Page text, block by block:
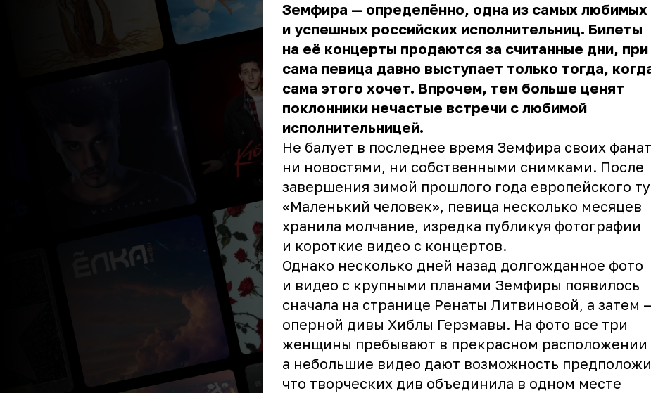
Земфира — определённо, одна из самых любимых
и успешных российских исполнительниц. Билеты
на её концерты продаются за считанные дни,
сама певица давно выступает только тогда,
сама этого хочет. Впрочем, тем больше ценят
поклонники нечастые встречи с любимой
исполнительницей.
Не балует в последнее время Земфира своих
ни новостями, ни собственными снимками. После
завершения зимой прошлого года европейского
«Маленький человек», певица несколько месяцев
хранила молчание, изредка публикуя фотографии
и короткие видео с концертов.
Однако несколько дней назад долгожданное фото
и видео с крупными планами Земфиры появилось
сначала на странице Ренаты Литвиновой, а затем
оперной дивы Хиблы Герзмавы. На фото все три
женщины пребывают в прекрасном расположении
а небольшие видео дают возможность
что творческих див объединила в одном месте